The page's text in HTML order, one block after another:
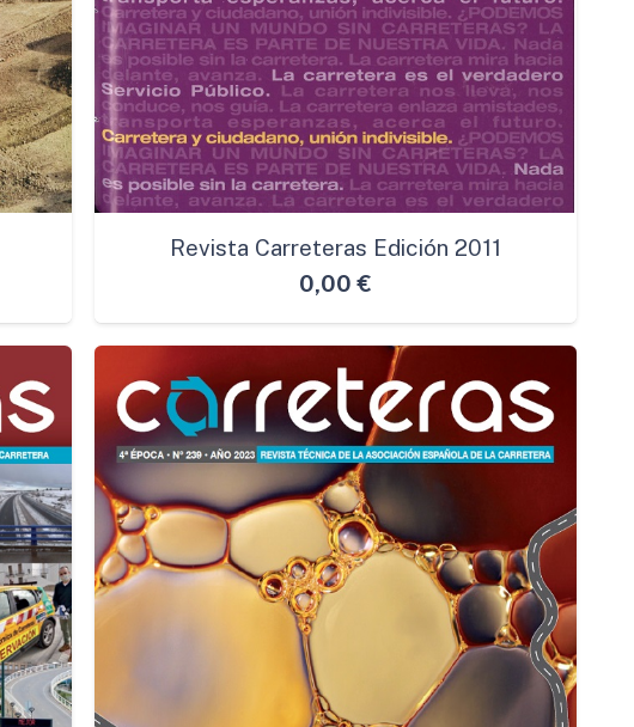
Revista Carreteras Edición 2011
0,00€